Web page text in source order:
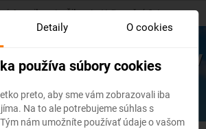
Amerika / Čile / Veľkonočný Ostrov
Veľkonočný ostrov
Detaily O cookies
používa súbory cookies
preto, aby sme vám zobrazovali iba
Na to ale potrebujeme súhlas s
nám umožníte používať údaje o vašom